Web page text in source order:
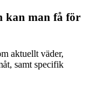
kan man få för
aktuellt väder,
samt specifik